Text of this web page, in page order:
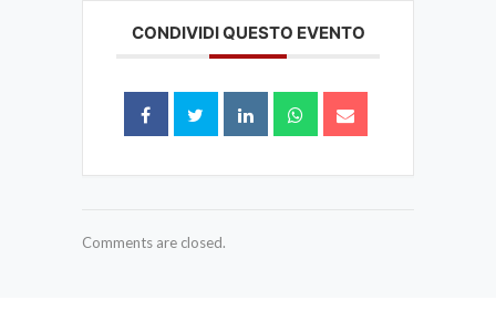
CONDIVIDI QUESTO EVENTO
Comments are closed.